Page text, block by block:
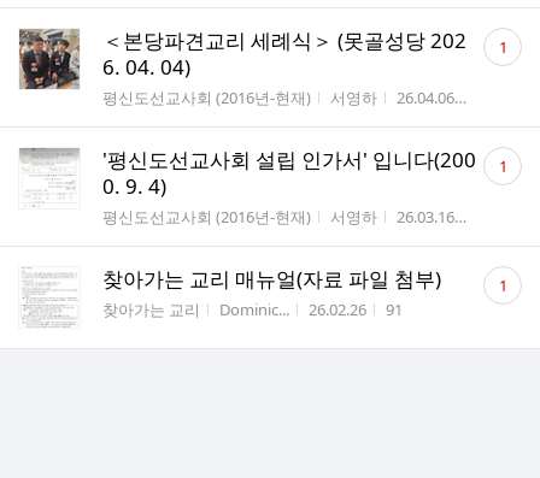
＜본당파견교리 세례식＞ (못골성당 202
6. 04. 04)
게시판명
평신도선교사회 (2016년-현재) 작성자
서영하 작성시간
26.04.06
댓
글 1
'평신도선교사회 설립 인가서' 입니다(200
0. 9. 4)
게시판명
평신도선교사회 (2016년-현재) 작성자
서영하 작성시간
26.03.16
댓
글 1
찾아가는 교리 매뉴얼(자료 파일 첨부)
게시판명
찾아가는 교리 작성자
Dominic... 작성시간
26.02.26 조회수
91
댓
글 1